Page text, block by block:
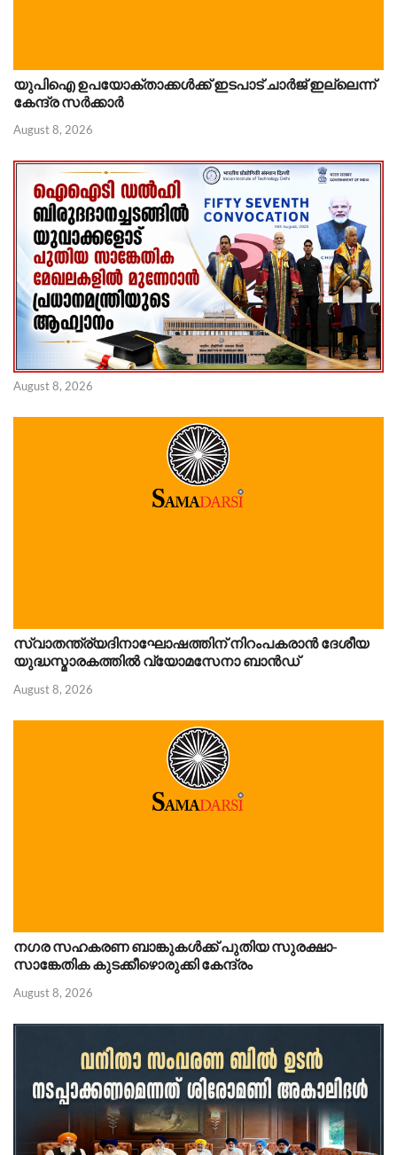
യുപിഐ ഉപയോക്താക്കൾക്ക് ഇടപാട് ചാർജ് ഇല്ലെന്ന്
കേന്ദ്ര സർക്കാർ
August 8, 2026
August 8, 2026
സ്വാതന്ത്ര്യദിനാഘോഷത്തിന് നിറംപകരാൻ ദേശീയ
യുദ്ധസ്മാരകത്തിൽ വ്യോമസേനാ ബാൻഡ്
August 8, 2026
നഗര സഹകരണ ബാങ്കുകൾക്ക് പുതിയ സുരക്ഷാ-
സാങ്കേതിക കുടക്കീഴൊരുക്കി കേന്ദ്രം
August 8, 2026